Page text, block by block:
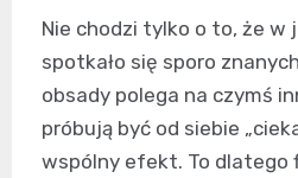
Nie chodzi tylko o to, że w
spotkało się sporo
obsady polega na czymś
próbują być od siebie
wspólny efekt. To dlatego